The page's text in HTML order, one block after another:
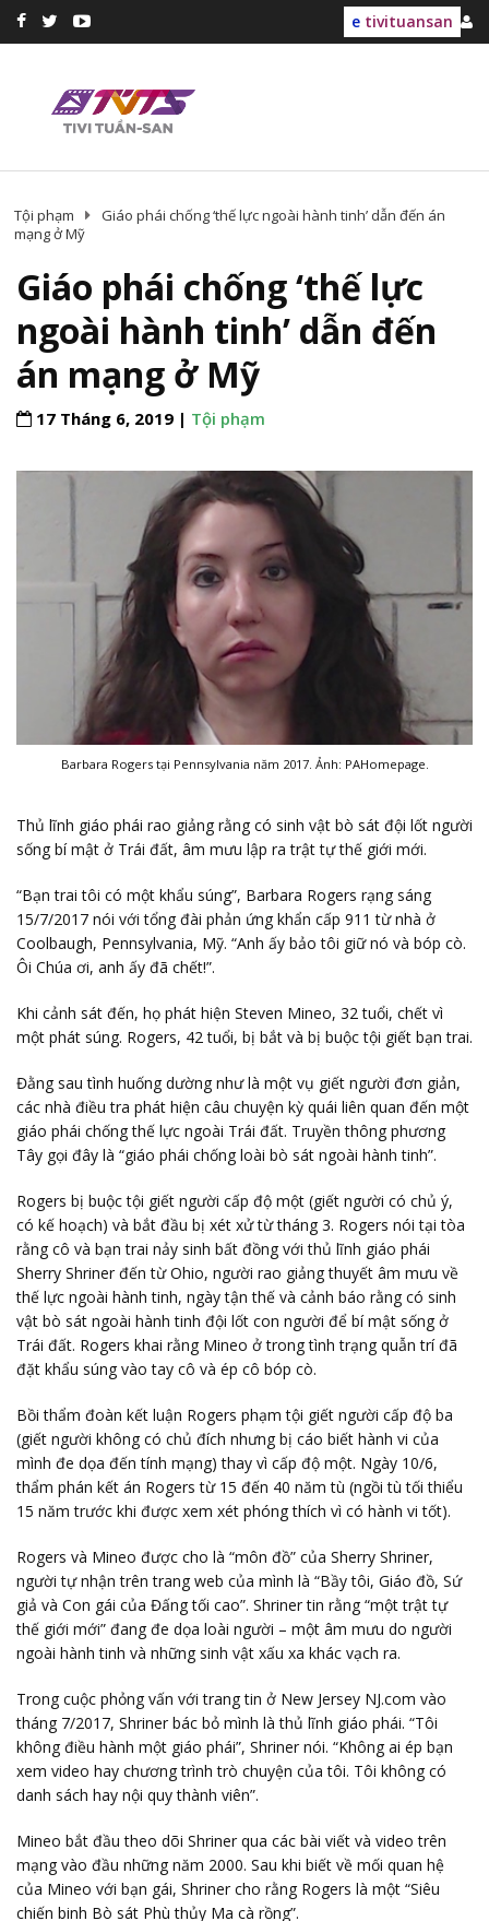
e tivituansan
Tội phạm
Giáo phái chống ‘thế lực ngoài hành tinh’ dẫn đến án
mạng ở Mỹ
Giáo phái chống ‘thế lực
ngoài hành tinh’ dẫn đến
án mạng ở Mỹ
17 Tháng 6, 2019 | Tội phạm
Barbara Rogers tại Pennsylvania năm 2017. Ảnh: PAHomepage.
Thủ lĩnh giáo phái rao giảng rằng có sinh vật bò sát đội lốt người
sống bí mật ở Trái đất, âm mưu lập ra trật tự thế giới mới.
“Bạn trai tôi có một khẩu súng”, Barbara Rogers rạng sáng
15/7/2017 nói với tổng đài phản ứng khẩn cấp 911 từ nhà ở
Coolbaugh, Pennsylvania, Mỹ. “Anh ấy bảo tôi giữ nó và bóp cò.
Ôi Chúa ơi, anh ấy đã chết!”.
Khi cảnh sát đến, họ phát hiện Steven Mineo, 32 tuổi, chết vì
một phát súng. Rogers, 42 tuổi, bị bắt và bị buộc tội giết bạn trai.
Đằng sau tình huống dường như là một vụ giết người đơn giản,
các nhà điều tra phát hiện câu chuyện kỳ quái liên quan đến một
giáo phái chống thế lực ngoài Trái đất. Truyền thông phương
Tây gọi đây là “giáo phái chống loài bò sát ngoài hành tinh”.
Rogers bị buộc tội giết người cấp độ một (giết người có chủ ý,
có kế hoạch) và bắt đầu bị xét xử từ tháng 3. Rogers nói tại tòa
rằng cô và bạn trai nảy sinh bất đồng với thủ lĩnh giáo phái
Sherry Shriner đến từ Ohio, người rao giảng thuyết âm mưu về
thế lực ngoài hành tinh, ngày tận thế và cảnh báo rằng có sinh
vật bò sát ngoài hành tinh đội lốt con người để bí mật sống ở
Trái đất. Rogers khai rằng Mineo ở trong tình trạng quẫn trí đã
đặt khẩu súng vào tay cô và ép cô bóp cò.
Bồi thẩm đoàn kết luận Rogers phạm tội giết người cấp độ ba
(giết người không có chủ đích nhưng bị cáo biết hành vi của
mình đe dọa đến tính mạng) thay vì cấp độ một. Ngày 10/6,
thẩm phán kết án Rogers từ 15 đến 40 năm tù (ngồi tù tối thiểu
15 năm trước khi được xem xét phóng thích vì có hành vi tốt).
Rogers và Mineo được cho là “môn đồ” của Sherry Shriner,
người tự nhận trên trang web của mình là “Bầy tôi, Giáo đồ, Sứ
giả và Con gái của Đấng tối cao”. Shriner tin rằng “một trật tự
thế giới mới” đang đe dọa loài người – một âm mưu do người
ngoài hành tinh và những sinh vật xấu xa khác vạch ra.
Trong cuộc phỏng vấn với trang tin ở New Jersey NJ.com vào
tháng 7/2017, Shriner bác bỏ mình là thủ lĩnh giáo phái. “Tôi
không điều hành một giáo phái”, Shriner nói. “Không ai ép bạn
xem video hay chương trình trò chuyện của tôi. Tôi không có
danh sách hay nội quy thành viên”.
Mineo bắt đầu theo dõi Shriner qua các bài viết và video trên
mạng vào đầu những năm 2000. Sau khi biết về mối quan hệ
của Mineo với bạn gái, Shriner cho rằng Rogers là một “Siêu
chiến binh Bò sát Phù thủy Ma cà rồng”.